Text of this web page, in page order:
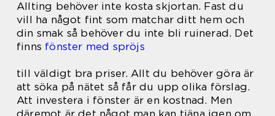
Allting behöver inte kosta skjortan. Fast du
vill ha något fint som matchar ditt hem och
din smak så behöver du inte bli ruinerad. Det
finns fönster med spröjs
till väldigt bra priser. Allt du behöver göra är
att söka på nätet så får du upp olika förslag.
Att investera i fönster är en kostnad. Men